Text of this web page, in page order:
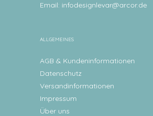
Email: infodesignlevar@arcor.de
ALLGEMEINES
AGB & Kundeninformationen
Datenschutz
Versandinformationen
Impressum
Über uns